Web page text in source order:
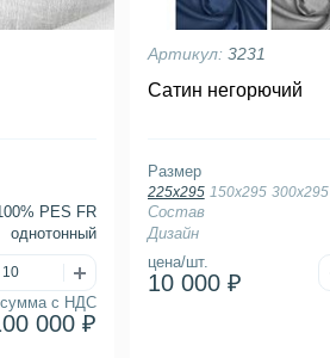
сумма с НДС
000 ₽
PES FR
однотонный
Артикул: 3231
Сатин негорючий
цена/шт.
10 000 ₽
Состав
Дизайн
Размер
225х295 150х295 300х295